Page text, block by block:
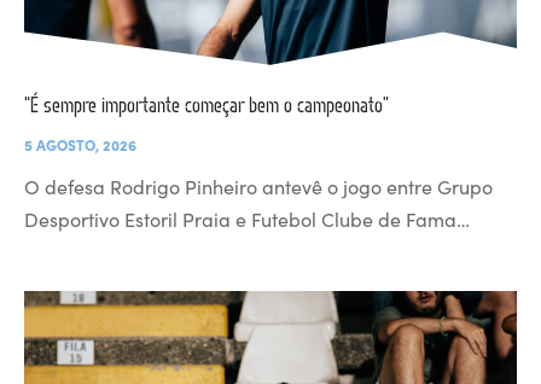
“É sempre importante começar bem o campeonato”
5 AGOSTO, 2026
O defesa Rodrigo Pinheiro antevê o jogo entre Grupo
Desportivo Estoril Praia e Futebol Clube de Fama…